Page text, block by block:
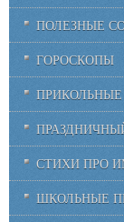
ПОЛЕЗНЫЕ
ГОРОСКОПЫ
СТИХИ ПРО
ШКОЛЬНЫЕ